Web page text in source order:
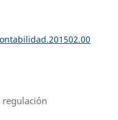
regulación